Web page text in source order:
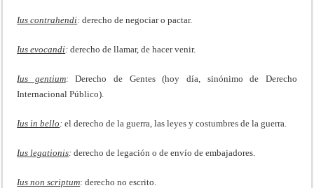
Ius contrahendi :derecho de negociar o pactar.
Ius evocandi :derecho de llamar, de hacer venir.
Ius gentium:Derecho de Gentes (hoy día, sinónimo de Derecho
Internacional Público).
Ius in bello :el derecho de la guerra, las leyes y costumbres de la guerra.
Ius legationis:derecho de legación o de envío de embajadores.
Ius non scriptum: derecho no escrito.